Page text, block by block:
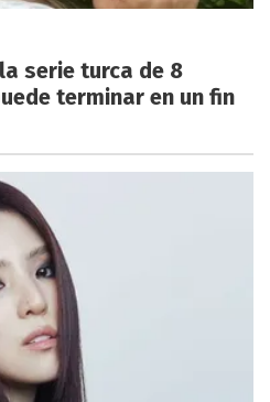
serie turca de 8
terminar en un fin